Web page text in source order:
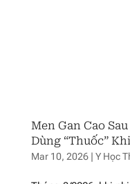
Men Gan Cao
Dùng “Thuốc”
Mar 10, 2026| Y Học